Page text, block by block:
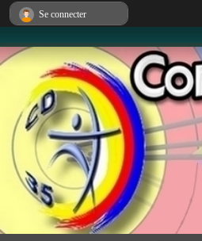
Se connecter
Panneau de gestion des cookies